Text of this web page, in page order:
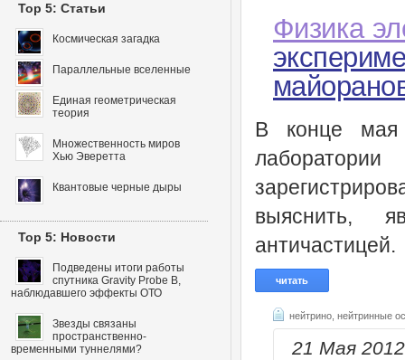
Физика
В конце мая
выяснить,
античастицей.
читать
нейтрино, нейтринные
21 Мая
Top 5: Статьи
Космическая загадка
Параллельные вселенные
Единая геометрическая
теория
Множественность миров
Хью Эверетта
Квантовые черные дыры
Top 5: Новости
Подведены итоги работы
спутника Gravity Probe B,
наблюдавшего эффекты ОТО
Звезды связаны
пространственно-
временными туннелями?